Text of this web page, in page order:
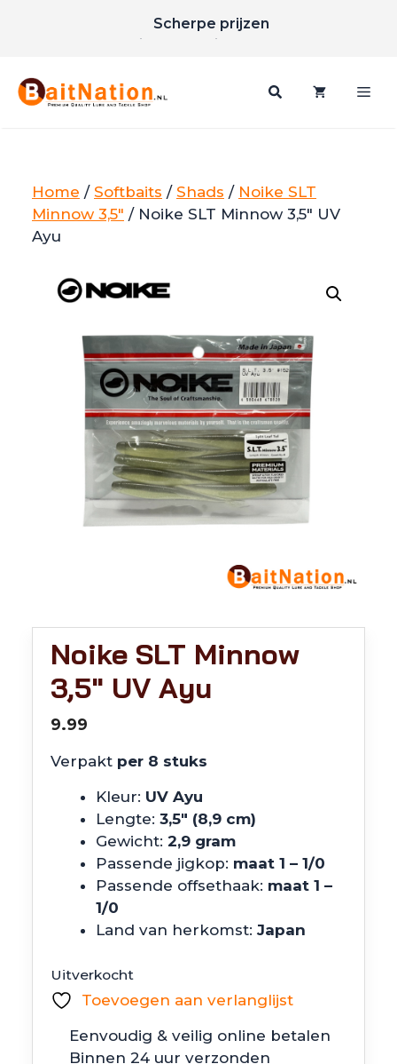
inhoud
Gratis verzending vanaf €85
Home / Softbaits / Shads / Noike SLT
Minnow 3,5" / Noike SLT Minnow 3,5″ UV
Ayu
Noike SLT Minnow
3,5″ UV Ayu
9.99
Verpakt per 8 stuks
Kleur: UV Ayu
Lengte: 3,5″ (8,9 cm)
Gewicht: 2,9 gram
Passende jigkop: maat 1 – 1/0
Passende offsethaak: maat 1 –
1/0
Land van herkomst: Japan
Uitverkocht
Toevoegen aan verlanglijst
Eenvoudig & veilig online betalen
Binnen 24 uur verzonden